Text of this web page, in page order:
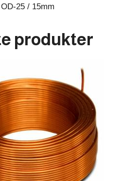
25 / 15mm
produkter